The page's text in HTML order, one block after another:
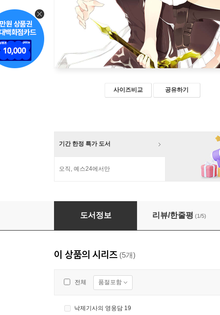
사이즈비교 공유하기
기간 한정 특가 도서
오직, 예스24에서만
낙제기사의 영웅담 16
도서정보 리뷰/한줄평 (1/5)
이 상품의 시리즈 (5개)
전체 품절포함
낙제기사의 영웅담 19